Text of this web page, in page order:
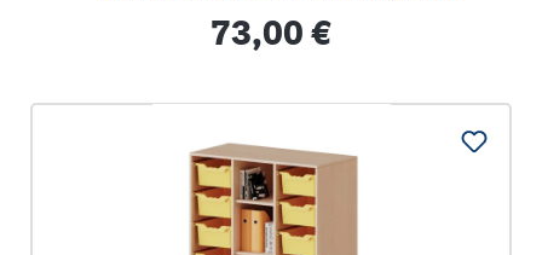
Regulärer Preis:
73,00 €